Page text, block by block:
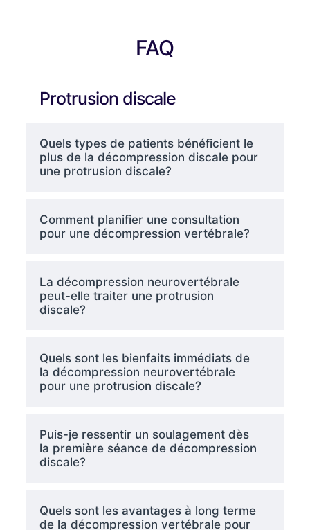
FAQ
Protrusion discale
Quels types de patients bénéficient le
plus de la décompression discale pour
une protrusion discale?
Comment planifier une consultation
pour une décompression vertébrale?
La décompression neurovertébrale
peut-elle traiter une protrusion
discale?
Quels sont les bienfaits immédiats de
la décompression neurovertébrale
pour une protrusion discale?
Puis-je ressentir un soulagement dès
la première séance de décompression
discale?
Quels sont les avantages à long terme
de la décompression vertébrale pour